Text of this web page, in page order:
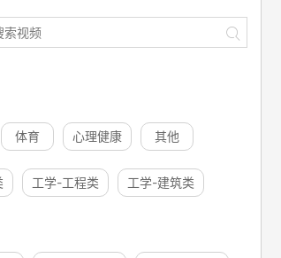
体育 心理健康 其他
工学-工程类 工学-建筑类